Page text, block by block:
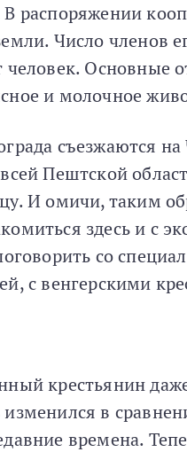
распоряжении
Число членов
человек. Основные
и молочное
съезжаются на
Пештской
И омичи, таким
здесь и с
со
с венгерскими
крестьянин
в
времена.